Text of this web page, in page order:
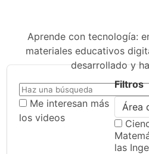
Aprende con tecnología:
materiales educativos
desarrollado y
Me interesan más
los videos
Filtros
Área
las